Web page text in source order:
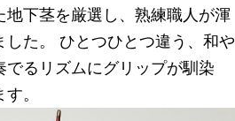
下茎を厳選し、熟練職人が渾
た。 ひとつひとつ違う、和や
るリズムにグリップが馴染
。